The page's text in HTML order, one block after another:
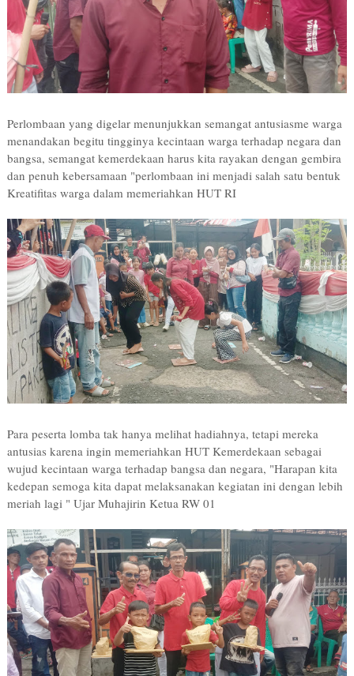
Perlombaan yang digelar menunjukkan semangat antusiasme warga
menandakan begitu tingginya kecintaan warga terhadap negara dan
bangsa, semangat kemerdekaan harus kita rayakan dengan gembira
dan penuh kebersamaan "perlombaan ini menjadi salah satu bentuk
Kreatifitas warga dalam memeriahkan HUT RI
Para peserta lomba tak hanya melihat hadiahnya, tetapi mereka
antusias karena ingin memeriahkan HUT Kemerdekaan sebagai
wujud kecintaan warga terhadap bangsa dan negara, "Harapan kita
kedepan semoga kita dapat melaksanakan kegiatan ini dengan lebih
meriah lagi " Ujar Muhajirin Ketua RW 01